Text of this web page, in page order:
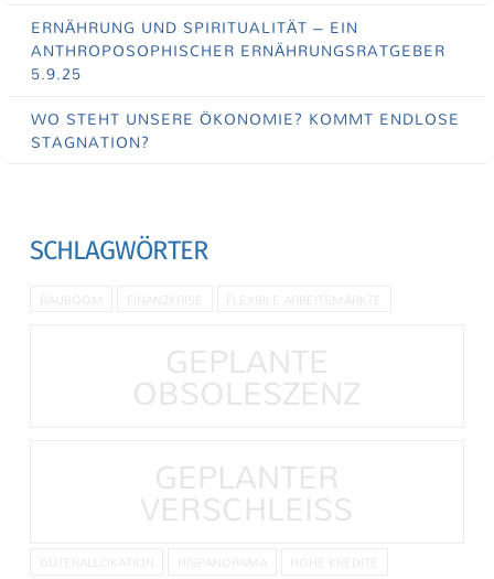
ERNÄHRUNG UND SPIRITUALITÄT – EIN
ANTHROPOSOPHISCHER ERNÄHRUNGSRATGEBER
5.9.25
WO STEHT UNSERE ÖKONOMIE? KOMMT ENDLOSE
STAGNATION?
SCHLAGWÖRTER
BAUBOOM FINANZKRISE FLEXIBLE ARBEITSMÄRKTE
GEPLANTE
OBSOLESZENZ
GEPLANTER
VERSCHLEISS
GÜTERALLOKATION HISPANORAMA HOHE KREDITE